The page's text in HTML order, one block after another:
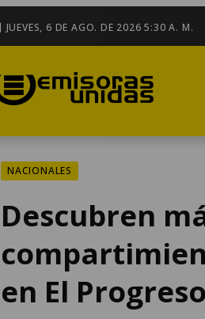
JUEVES, 6 DE AGO. DE 2026 5:30 A. M.
NACIONALES
Descubren
en El Progreso